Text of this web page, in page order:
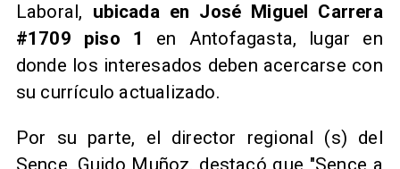
Laboral, ubicada en José Miguel Carrera
#1709 piso 1
en Antofagasta, lugar en
donde los interesados deben acercarse con
su currículo actualizado.
Por su parte, el director regional (s) del
Sence, Guido Muñoz, destacó que "Sence a